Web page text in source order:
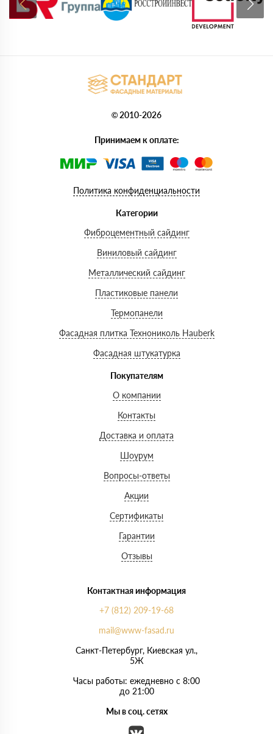
© 2010-2026
Принимаем к оплате:
Политика конфиденциальности
Категории
Фиброцементный сайдинг
Виниловый сайдинг
Металлический сайдинг
Пластиковые панели
Термопанели
Фасадная плитка Технониколь Hauberk
Фасадная штукатурка
Покупателям
О компании
Контакты
Доставка и оплата
Шоурум
Вопросы-ответы
Акции
Сертификаты
Гарантии
Отзывы
Контактная информация
+7 (812) 209-19-68
mail@www-fasad.ru
Санкт-Петербург, ​Киевская ул.,
5Ж
Часы работы: ежедневно с 8:00
до 21:00
Мы в соц. сетях